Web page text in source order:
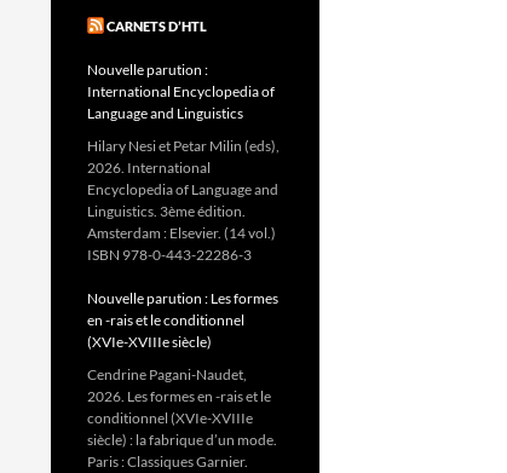
CARNETS D’HTL
Nouvelle parution :
International Encyclopedia of
Language and Linguistics
Hilary Nesi et Petar Milin (eds),
2026. International
Encyclopedia of Language and
Linguistics. 3ème édition.
Amsterdam : Elsevier. (14 vol.)
ISBN 978-0-443-22286-3
Nouvelle parution : Les formes
en -rais et le conditionnel
(XVIe-XVIIIe siècle)
Cendrine Pagani-Naudet,
2026. Les formes en -rais et le
conditionnel (XVIe-XVIIIe
siècle) : la fabrique d’un mode.
Paris : Classiques Garnier.